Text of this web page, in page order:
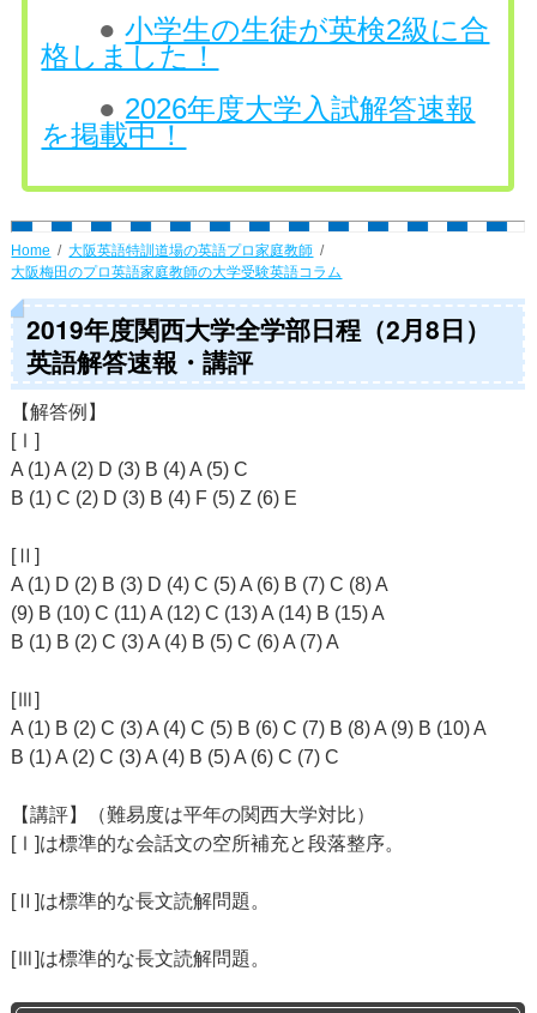
●小学生の生徒が英検2級に合
格しました！
● 2026年度大学入試解答速報
を掲載中！
Home
大阪英語特訓道場の英語プロ家庭教師
大阪梅田のプロ英語家庭教師の大学受験英語コラム
2019年度関西大学全学部日程（2月8日）
英語解答速報・講評
【解答例】
[Ⅰ]
A (1) A (2) D (3) B (4) A (5) C
B (1) C (2) D (3) B (4) F (5) Z (6) E
[Ⅱ]
A (1) D (2) B (3) D (4) C (5) A (6) B (7) C (8) A
(9) B (10) C (11) A (12) C (13) A (14) B (15) A
B (1) B (2) C (3) A (4) B (5) C (6) A (7) A
[Ⅲ]
A (1) B (2) C (3) A (4) C (5) B (6) C (7) B (8) A (9) B (10) A
B (1) A (2) C (3) A (4) B (5) A (6) C (7) C
【講評】（難易度は平年の関西大学対比）
[Ⅰ]は標準的な会話文の空所補充と段落整序。
[Ⅱ]は標準的な長文読解問題。
[Ⅲ]は標準的な長文読解問題。